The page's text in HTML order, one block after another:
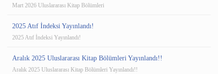
Mart 2026 Uluslararası Kitap Bölümleri
2025 Atıf İndeksi Yayınlandı!
2025 Atıf İndeksi Yayınlandı!
Aralık 2025 Uluslararası Kitap Bölümleri Yayınlandı!!
Aralık 2025 Uluslararası Kitap Bölümleri Yayınlandı!!